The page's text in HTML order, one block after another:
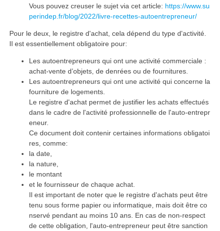
Vous pouvez creuser le sujet via cet article: https://www.su
perindep.fr/blog/2022/livre-recettes-autoentrepreneur/
Pour le deux, le registre d'achat, cela dépend du type d'activité.
Il est essentiellement obligatoire pour:
Les autoentrepreneurs qui ont une activité commerciale :
achat-vente d’objets, de denrées ou de fournitures.
Les autoentrepreneurs qui ont une activité qui concerne la
fourniture de logements.
Le registre d'achat permet de justifier les achats effectués
dans le cadre de l'activité professionnelle de l'auto-entrepr
eneur.
Ce document doit contenir certaines informations obligatoi
res, comme:
la date,
la nature,
le montant
et le fournisseur de chaque achat.
Il est important de noter que le registre d'achats peut être
tenu sous forme papier ou informatique, mais doit être co
nservé pendant au moins 10 ans. En cas de non-respect
de cette obligation, l'auto-entrepreneur peut être sanction